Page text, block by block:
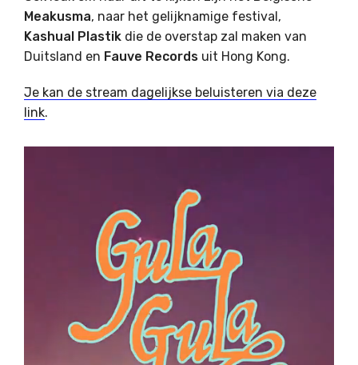
Meakusma, naar het gelijknamige festival,
Kashual Plastik die de overstap zal maken van
Duitsland en Fauve Records uit Hong Kong.
Je kan de stream dagelijkse beluisteren via deze
link.